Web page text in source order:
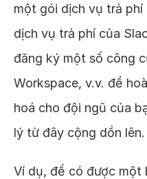
một gói dịch vụ trả
dịch vụ trả phí của
đăng ký một số công
Workspace, v.v. để
hoá cho đội ngũ của
lý từ đây cộng dồn lên.
Ví dụ, để có được một